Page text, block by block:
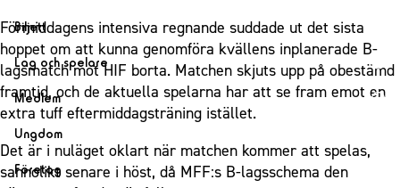
Nyheter
Kalender
Biljett
Biljett
Årskort herr
Årskort dam
Mitt MFF
Biljetter till bortamatcher
Lag och spelare
Lag
Herrlaget
Spelare
Ledarstab
Medlem
Medlemskap i Malmö FF
Årsmöte 2026
Ungdom
MFF Ungdom
Företag
Förmiddagens intensiva regnande suddade ut det sista
hoppet om att kunna genomföra kvällens inplanerade B-
lagsmatch mot HIF borta. Matchen skjuts upp på obestämd
framtid, och de aktuella spelarna har att se fram emot en
extra tuff eftermiddagsträning istället.
Det är i nuläget oklart när matchen kommer att spelas,
sannolikt senare i höst, då MFF:s B-lagsschema den